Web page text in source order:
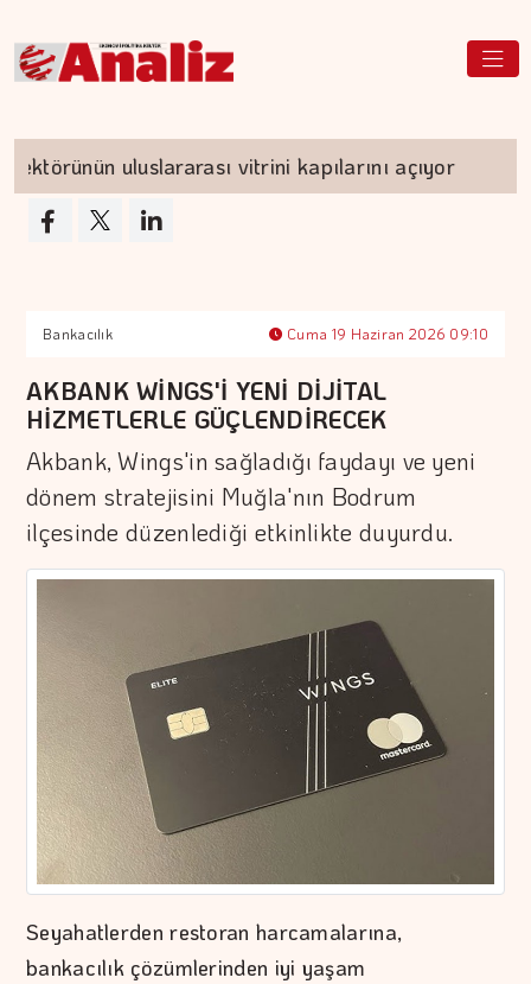
uluslararası vitrini kapılarını açıyor
Bankacılık Cuma 19 Haziran 2026 09:10
AKBANK WİNGS'İ YENİ DİJİTAL
HİZMETLERLE GÜÇLENDİRECEK
Akbank, Wings'in sağladığı faydayı ve yeni
dönem stratejisini Muğla'nın Bodrum
ilçesinde düzenlediği etkinlikte duyurdu.
Seyahatlerden restoran harcamalarına,
bankacılık çözümlerinden iyi yaşam